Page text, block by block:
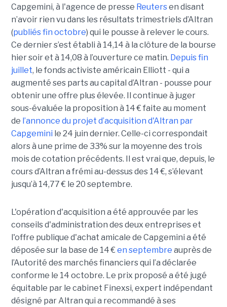
Capgemini, à l'agence de presse Reutersen disant
n’avoir rien vu dans les résultats trimestriels d’Altran
(publiés fin octobre) qui le pousse à relever le cours.
Ce dernier s’est établi à 14,14 à la clôture de la bourse
hier soir et à 14,08 à l’ouverture ce matin. Depuis fin
juillet, le fonds activiste américain Elliott - qui a
augmenté ses parts au capital d’Altran - pousse pour
obtenir une offre plus élevée. Il continue à juger
sous-évaluée la proposition à 14 € faite au moment
de l’annonce du projet d’acquisition d'Altran par
Capgemini le 24 juin dernier. Celle-ci correspondait
alors à une prime de 33% sur la moyenne des trois
mois de cotation précédents. Il est vrai que, depuis, le
cours d’Altran a frémi au-dessus des 14 €, s’élevant
jusqu’à 14,77 € le 20 septembre.
L'opération d'acquisition a été approuvée par les
conseils d'administration des deux entreprises et
l'offre publique d'achat amicale de Capgemini a été
déposée sur la base de 14 € en septembre auprès de
l’Autorité des marchés financiers qui l’a déclarée
conforme le 14 octobre. Le prix proposé a été jugé
équitable par le cabinet Finexsi, expert indépendant
désigné par Altran qui a recommandé à ses